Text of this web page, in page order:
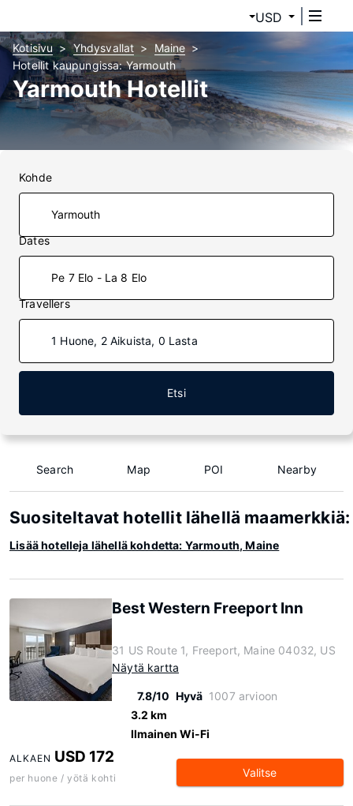
USD
Kotisivu Yhdysvallat
Maine
Hotellit kaupungissa: Yarmouth
Yarmouth Hotellit
Kohde
Dates
Pe 7 Elo - La 8 Elo
Travellers
1 Huone, 2 Aikuista, 0 Lasta
Etsi
Search Map POI Nearby
Suositeltavat hotellit lähellä maamerkkiä:
Lisää hotelleja lähellä kohdetta: Yarmouth, Maine
Best Western Freeport Inn
31 US Route 1, Freeport, Maine 04032, US
Näytä kartta
7.8/10 Hyvä 1007 arvioon
3.2 km
Ilmainen Wi-Fi
ALKAEN USD 172
per huone / yötä kohti Valitse